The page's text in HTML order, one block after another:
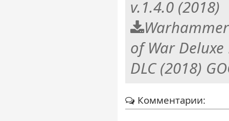
v.1.4.0 (2018)
of War
DLC (2018)
Комментарии: